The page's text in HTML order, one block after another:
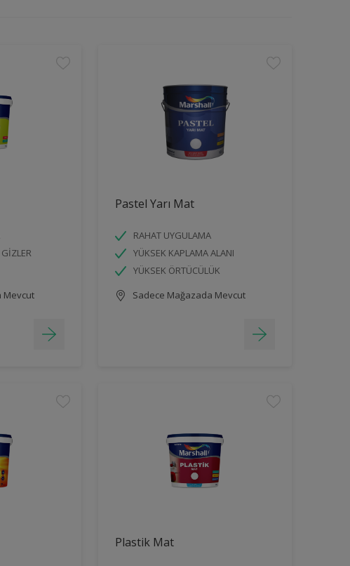
Mevcut
Pastel Yarı Mat
RAHAT UYGULAMA
YÜKSEK KAPLAMA ALANI
YÜKSEK ÖRTÜCÜLÜK
Sadece Mağazada Mevcut
Plastik Mat